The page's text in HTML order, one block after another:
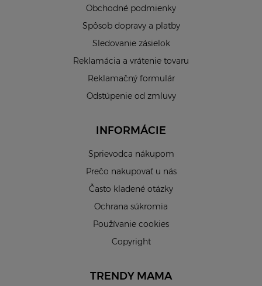
Obchodné podmienky
Spôsob dopravy a platby
Sledovanie zásielok
Reklamácia a vrátenie tovaru
Reklamačný formulár
Odstúpenie od zmluvy
INFORMÁCIE
Sprievodca nákupom
Prečo nakupovať u nás
Často kladené otázky
Ochrana súkromia
Používanie cookies
Copyright
TRENDY MAMA